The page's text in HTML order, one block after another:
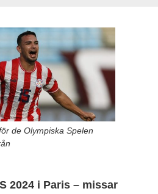
de Olympiska Spelen
2024 i Paris – missar